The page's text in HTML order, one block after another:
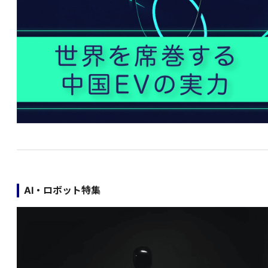
AI・ロボット特集